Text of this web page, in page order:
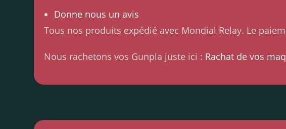
Donne nous un avis
Tous nos produits expédié avec Mondial Relay. Le
Nous rachetons vos Gunpla juste ici : Rachat de vos